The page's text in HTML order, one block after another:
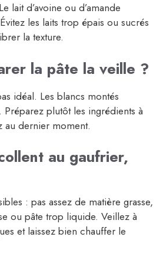
lait d’avoine ou d’amande
les laits trop épais ou sucrés
la texture.
la pâte la veille ?
idéal. Les blancs montés
plutôt les ingrédients à
au dernier moment.
au gaufrier,
: pas assez de matière grasse,
ou pâte trop liquide. Veillez à
et laissez bien chauffer le